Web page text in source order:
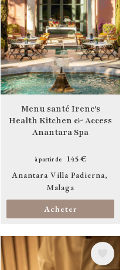
Menu santé Irene's
Health Kitchen & Access
Anantara Spa
à partir de
145 €
Anantara Villa Padierna
Malaga
Acheter
Image